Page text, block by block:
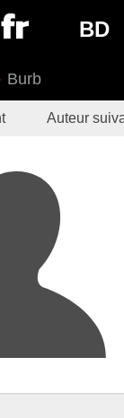
BD
Burb
Auteur